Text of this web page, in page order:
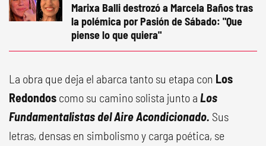
Marixa Balli destrozó a Marcela Baños tras
la polémica por Pasión de Sábado: "Que
piense lo que quiera"
La obra que deja el abarca tanto su etapa con Los
Redondos como su camino solista junto a Los
Fundamentalistas del Aire Acondicionado. Sus
letras, densas en simbolismo y carga poética, se